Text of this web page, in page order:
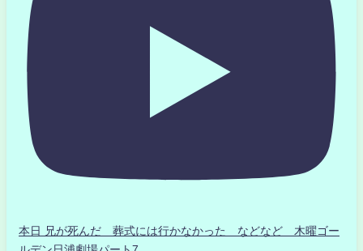
本日 兄が死んだ 葬式には行かなかった などなど 木曜ゴー